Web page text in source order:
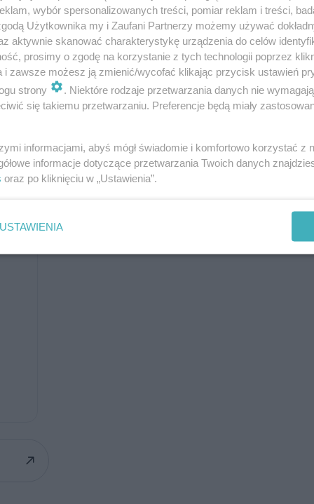
8 kotłownia 6,0 m
9 taras (28,5)
W nawiasach podano powierzchnie
pomieszczenia netto
wybór spersonalizowanych treści, pomiar reklam i treści,
Użytkownika my i Zaufani Partnerzy możemy używać
aktywnie skanować charakterystykę urządzenia do celów
prosimy o zgodę na korzystanie z tych technologii poprzez
i zawsze możesz ją zmienić/wycofać klikając przycisk ustawień
strony
. Niektóre rodzaje przetwarzania danych nie
się takiemu przetwarzaniu. Preferencje będą miały
informacjami, abyś mógł świadomie i komfortowo korzystać z
informacje dotyczące przetwarzania Twoich danych
oraz po kliknięciu w „Ustawienia”.
USTAWIENIA